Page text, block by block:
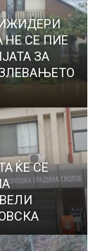
НЕ СЕ ПИЕ
ЗА
ЌЕ СЕ